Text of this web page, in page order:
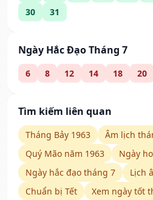
30
31
Ngày Hắc Đạo Tháng 7
6 8 12 14 18 20
Tìm kiếm liên quan
Tháng Bảy 1963
Âm lịch
Quý Mão năm 1963
Ngày
Ngày hắc đạo tháng 7
Lịch
Chuẩn bị Tết
Xem ngày tốt